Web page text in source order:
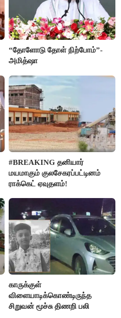
“தோளோடு தோள் நிற்போம்”-
அமித்ஷா
#BREAKING தனியார்
மயமாகும் குலசேகரப்பட்டினம்
ராக்கெட் ஏவுதளம்!
காருக்குள்
விளையாடிக்கொண்டிருந்த
சிறுவன் மூச்சு திணறி பலி